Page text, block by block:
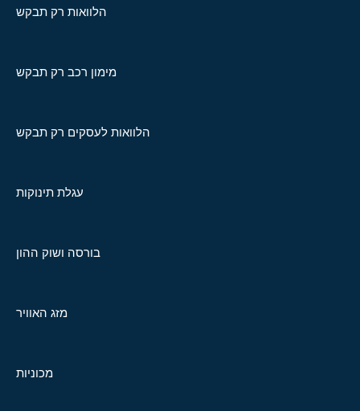
הלוואות רק תבקש
מימון רכב רק תבקש
הלוואות לעסקים רק תבקש
עגלת תינוקות
בורסה ושוק ההון
מזג האוויר
מכוניות